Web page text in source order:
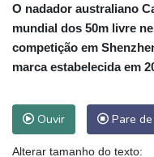
O nadador australiano
mundial dos 50m livre
competição em
marca estabelecida em
Ouvir Pare
Alterar tamanho do texto: